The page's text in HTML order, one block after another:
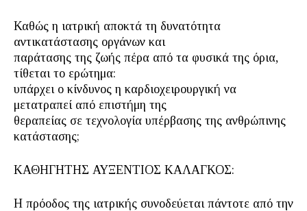
Καθώς η ιατρική αποκτά τη δυνατότητα
αντικατάστασης οργάνων και
παράτασης της ζωής πέρα από τα φυσικά της όρια,
τίθεται το ερώτημα:
υπάρχει ο κίνδυνος η καρδιοχειρουργική να
μετατραπεί από επιστήμη της
θεραπείας σε τεχνολογία υπέρβασης της ανθρώπινης
κατάστασης;
ΚΑΘΗΓΗΤΗΣ ΑΥΞΕΝΤΙΟΣ ΚΑΛΑΓΚΟΣ:
Η πρόοδος της ιατρικής συνοδεύεται πάντοτε από την